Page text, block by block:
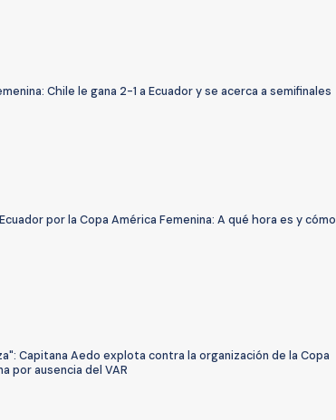
Chile le gana 2-1 a Ecuador y se acerca a semifinales
por la Copa América Femenina: A qué hora es y cómo
Capitana Aedo explota contra la organización de la Copa
por ausencia del VAR